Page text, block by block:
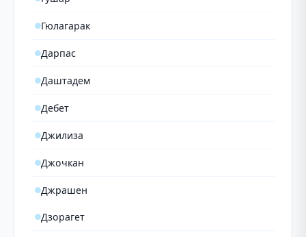
Гюлагарак
Дарпас
Даштадем
Дебет
Джилиза
Джочкан
Джрашен
Дзорагет